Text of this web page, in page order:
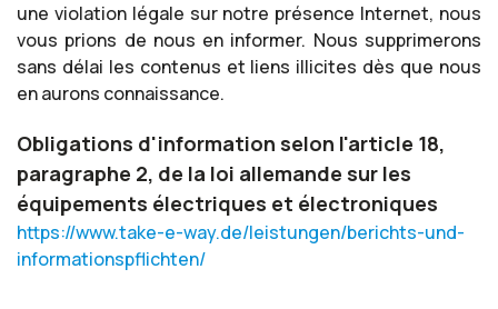
une violation légale sur notre présence Internet, nous
vous prions de nous en informer. Nous supprimerons
sans délai les contenus et liens illicites dès que nous
en aurons connaissance.
Obligations d'information selon l'article 18,
paragraphe 2, de la loi allemande sur les
équipements électriques et électroniques
https://www.take-e-way.de/leistungen/berichts-und-
informationspflichten/